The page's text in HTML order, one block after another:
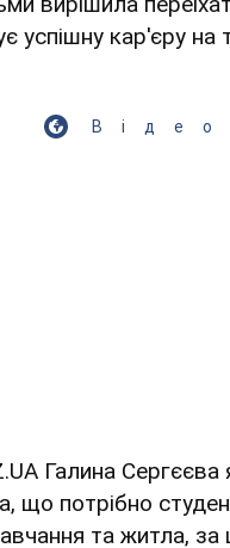
успішну кар'єру
Галина
що потрібно
та житла,